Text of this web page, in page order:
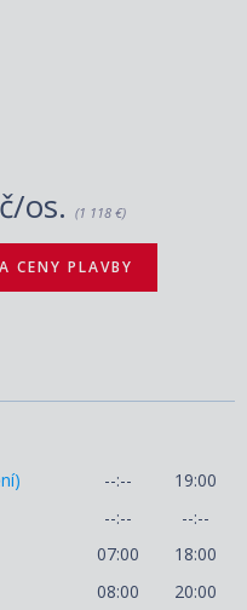
os. (1 118 €)
CENY PLAVBY
--:--
19:00
--:--
--:--
07:00
18:00
08:00
20:00